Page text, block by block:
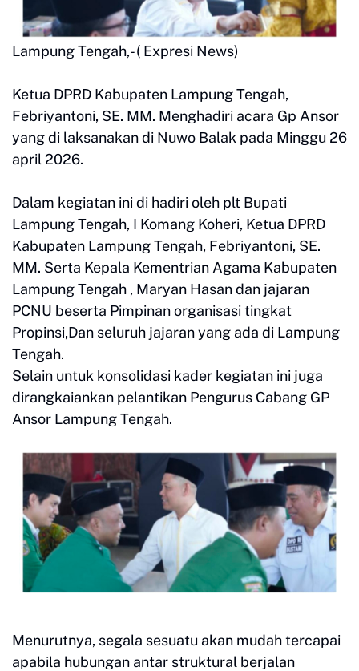
Lampung Tengah,- ( Expresi News)
Ketua DPRD Kabupaten Lampung Tengah,
Febriyantoni, SE. MM. Menghadiri acara Gp Ansor
yang di laksanakan di Nuwo Balak pada Minggu 26
april 2026.
Dalam kegiatan ini di hadiri oleh plt Bupati
Lampung Tengah, I Komang Koheri, Ketua DPRD
Kabupaten Lampung Tengah, Febriyantoni, SE.
MM. Serta Kepala Kementrian Agama Kabupaten
Lampung Tengah , Maryan Hasan dan jajaran
PCNU beserta Pimpinan organisasi tingkat
Propinsi,Dan seluruh jajaran yang ada di Lampung
Tengah.
Selain untuk konsolidasi kader kegiatan ini juga
dirangkaiankan pelantikan Pengurus Cabang GP
Ansor Lampung Tengah.
Menurutnya, segala sesuatu akan mudah tercapai
apabila hubungan antar struktural berjalan